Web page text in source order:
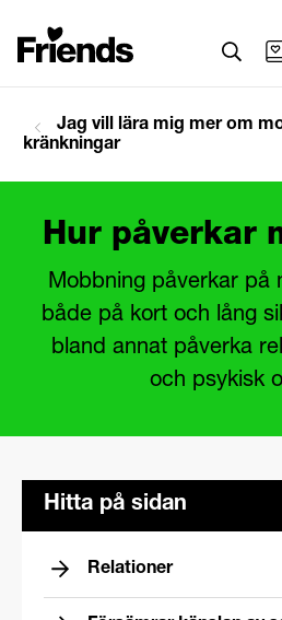
Jag vill lära mig mer om
kränkningar
Hur påverkar
Mobbning påverkar på
både på kort och lång
bland annat påverka
och psykisk
Hitta på sidan
Relationer